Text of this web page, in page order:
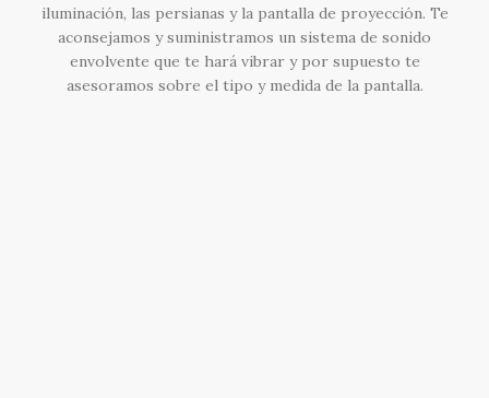
iluminación, las persianas y la pantalla de proyección. Te
aconsejamos y suministramos un sistema de sonido
envolvente que te hará vibrar y por supuesto te
asesoramos sobre el tipo y medida de la pantalla.